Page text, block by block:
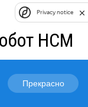
НСМ
Прекрасно
Privacy notice